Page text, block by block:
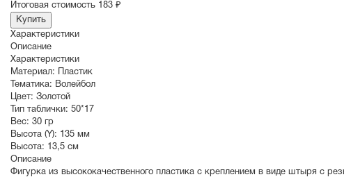
Итоговая стоимость 183 ₽
Купить
Характеристики
Описание
Характеристики
Материал: Пластик
Тематика: Волейбол
Цвет: Золотой
Тип таблички: 50*17
Вес: 30 гр
Высота (Y): 135 мм
Высота: 13,5 см
Описание
Фигурка из высококачественного пластика с креплением в виде штыря с